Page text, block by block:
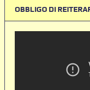
OBBLIGO DI